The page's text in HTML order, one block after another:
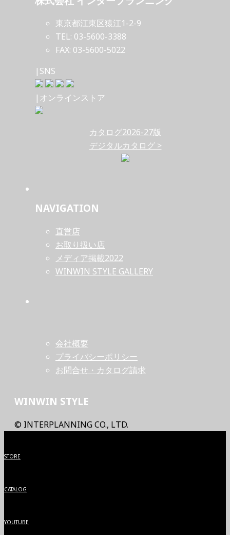
東京都江東区猿江1-2-9
TEL: 03-5600-3388
FAX: 03-5600-5022
|SNS
|オンラインストア
カタログ2026-27版
デジタルカタログ >
NAVIGATION
直営店
お取り扱い店
メディア掲載2022
WINWIN STYLE GALLERY
会社概要
プライバシーポリシー
お問合せ・カタログ請求
WINWIN STYLE
© INTERPLANNING CO., LTD.
STORE
CATALOG
YOUTUBE